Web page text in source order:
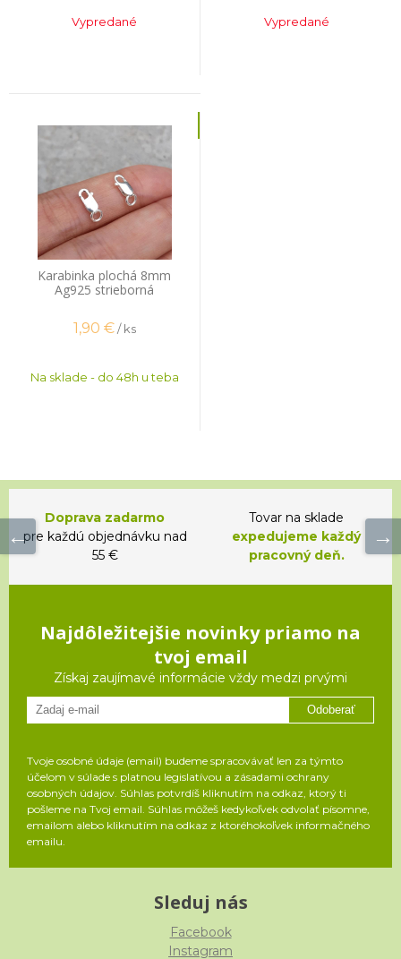
Vypredané Vypredané
Karabinka plochá 8mm
Ag925 strieborná
1,90 € / ks
Na sklade - do 48h u teba
Doprava zadarmo
pre každú objednávku nad
55 €
Tovar na sklade
expedujeme každý
pracovný deň.
Najdôležitejšie novinky priamo na
tvoj email
Získaj zaujímavé informácie vždy medzi prvými
Odoberať
Tvoje osobné údaje (email) budeme spracovávať len za týmto
účelom v súlade s platnou legislatívou a zásadami ochrany
osobných údajov. Súhlas potvrdíš kliknutím na odkaz, ktorý ti
pošleme na Tvoj email. Súhlas môžeš kedykoľvek odvolať písomne,
emailom alebo kliknutím na odkaz z ktoréhokoľvek informačného
emailu.
Sleduj nás
Facebook
Instagram